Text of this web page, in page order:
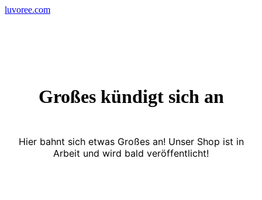
Skip
luvoree.com
Großes kündigt sich an
Hier bahnt sich etwas Großes an! Unser Shop ist in
Arbeit und wird bald veröffentlicht!